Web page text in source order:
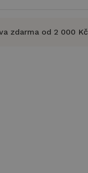
zdarma od 2 000 Kč